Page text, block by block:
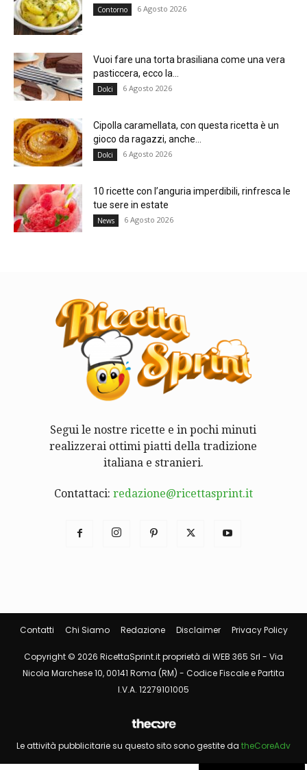
Contorno 6 Agosto 2026
Vuoi fare una torta brasiliana come una vera
pasticcera, ecco la...
Dolci 6 Agosto 2026
Cipolla caramellata, con questa ricetta è un
gioco da ragazzi, anche...
Dolci 6 Agosto 2026
10 ricette con l’anguria imperdibili, rinfresca le
tue sere in estate
News 6 Agosto 2026
Segui le nostre ricette e in pochi minuti
realizzerai ottimi piatti della tradizione
italiana e stranieri.
Contattaci: redazione@ricettasprint.it
Contatti Chi Siamo Redazione Disclaimer Privacy Policy
Copyright © 2026 RicettaSprint.it proprietà di WEB 365 Srl - Via
Nicola Marchese 10, 00141 Roma (RM) - Codice Fiscale e Partita
I.V.A. 12279101005
Le attività pubblicitarie su questo sito sono gestite da theCoreAdv